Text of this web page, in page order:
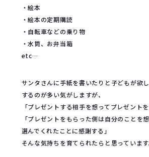
・絵本
・絵本の定期購読
・自転車などの乗り物
・水筒、お弁当箱
etc…
サンタさんに手紙を書いたりと子どもが欲
するのが多い気がしますが、
「プレゼントする相手を想ってプレゼントを
「プレゼントをもらった側は自分のことを
選んでくれたことに感謝する」
そんな気持ちを育てられたらと思っています